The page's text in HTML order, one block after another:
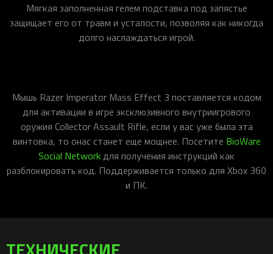
Мягкая заполненная гелем подставка под запястье
защищает его от травм и усталости, позволяя как никогда
долго наслаждаться игрой.
Мышь Razer Imperator Mass Effect 3 поставляется кодом
для активации в игре эксклюзивного внутриигрового
оружия Collector Assault Rifle, если у вас уже была эта
винтовка, то онас станет еще мощнее. Посетите BioWare
Social Networkдля получения инструкций как
разблокировать код. Поддерживается только для Xbox 360
и ПК.
ТЕХНИЧЕСКИЕ